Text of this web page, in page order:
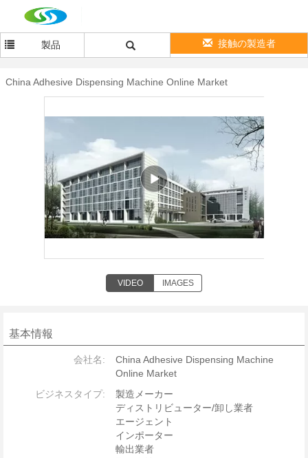
製品 接触の製造者
China Adhesive Dispensing Machine Online Market
VIDEO IMAGES
基本情報
会社名:
China Adhesive Dispensing Machine
Online Market
ビジネスタイプ:
製造メーカー
ディストリビューター/卸し業者
エージェント
インポーター
輸出業者